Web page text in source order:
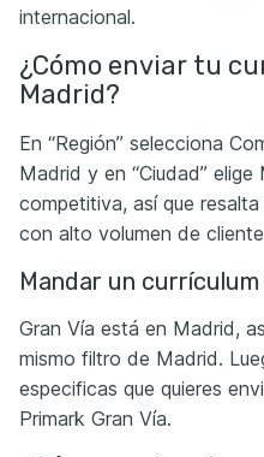
internacional.
¿Cómo enviar tu
Madrid?
En “Región” selecciona
Madrid y en “Ciudad”
competitiva, así que
con alto volumen de
Mandar un currículum
Gran Vía está en Madrid,
mismo filtro de Madrid.
especificas que quieres
Primark Gran Vía.